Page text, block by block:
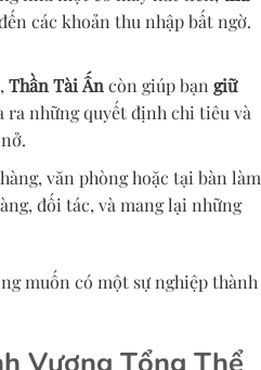
các khoản thu nhập bất ngờ.
Thần Tài Ấncòn giúp bạn giữ
ra những quyết định chi tiêu và
văn phòng hoặc tại bàn làm
đối tác, và mang lại những
muốn có một sự nghiệp thành